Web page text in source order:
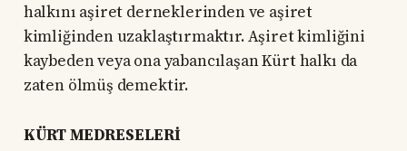
halkını aşiret derneklerinden ve aşiret
kimliğinden uzaklaştırmaktır. Aşiret kimliğini
kaybeden veya ona yabancılaşan Kürt halkı da
zaten ölmüş demektir.
KÜRT MEDRESELERİ